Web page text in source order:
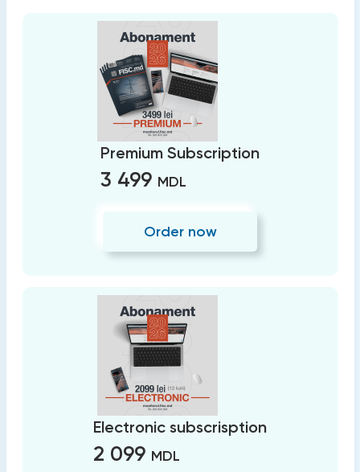
Premium Subscription
3 499 MDL
Order now
Electronic subscrisption
2 099 MDL